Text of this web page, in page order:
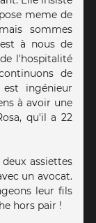
meme de
sommes
à nous de
l'hospitalité
de
ingénieur
à avoir une
qu'il a 22
assiettes
un avocat.
leur fils
hors pair !